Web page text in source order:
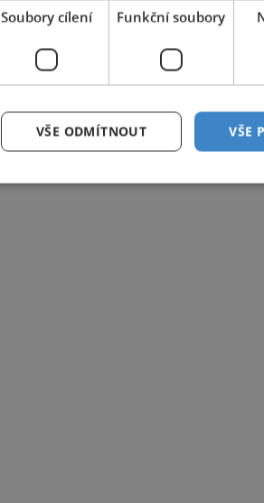
Soubory cílení Funkční soubory
VŠE
VŠE ODMÍTNOUT